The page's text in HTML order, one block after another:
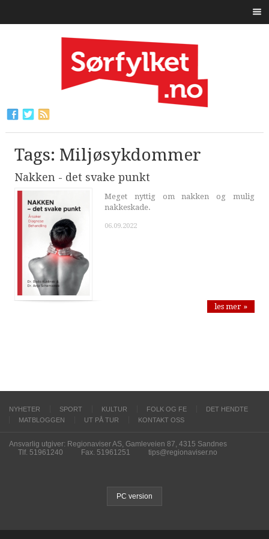
Tags: Miljøsykdommer
Nakken - det svake punkt
Meget nyttig om nakken og mulig
nakkeskade.
06.09.2022
les mer »
NYHETER SPORT KULTUR FOLK OG FE
DET HENDTE
MATBLOGGEN
UT PÅ TUR KONTAKT OSS
Ansvarlig utgiver: Regionaviser AS, Gamleveien 87, 4315 Sandnes
Tlf. 51961240
Fax. 51961251 tips@regionaviser.no
PC version